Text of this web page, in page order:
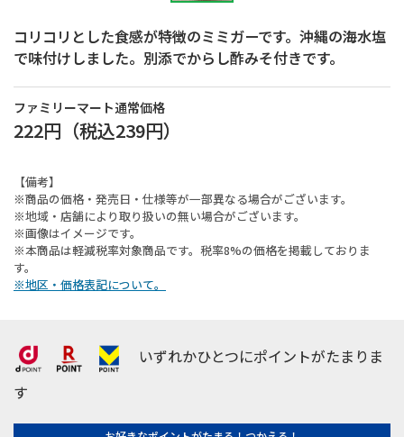
コリコリとした食感が特徴のミミガーです。沖縄の海水塩
で味付けしました。別添でからし酢みそ付きです。
ファミリーマート通常価格
222円 （税込239円）
【備考】
※商品の価格・発売日・仕様等が一部異なる場合がございます。
※地域・店舗により取り扱いの無い場合がございます。
※画像はイメージです。
※本商品は軽減税率対象商品です。税率8%の価格を掲載しておりま
す。
※地区・価格表記について。
いずれかひとつにポイントがたまりま
す